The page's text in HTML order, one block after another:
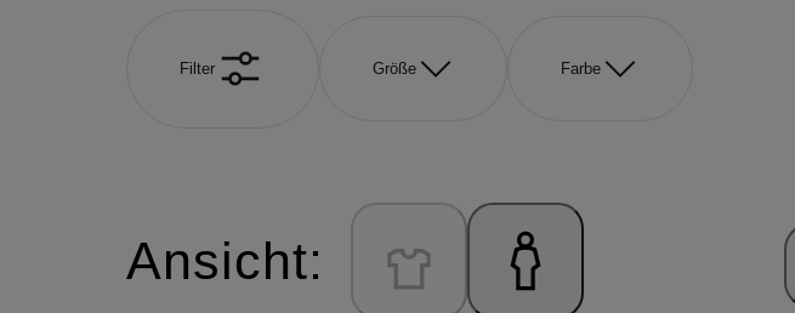
Filter Größe Farbe
Ansicht: